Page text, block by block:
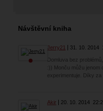
Návštěvní kniha
Jerry21 31. 10. 2014
Domluva bez
:)) Monču můžu jenom
experimentuje. Díky za
Akir 20. 10. 2014